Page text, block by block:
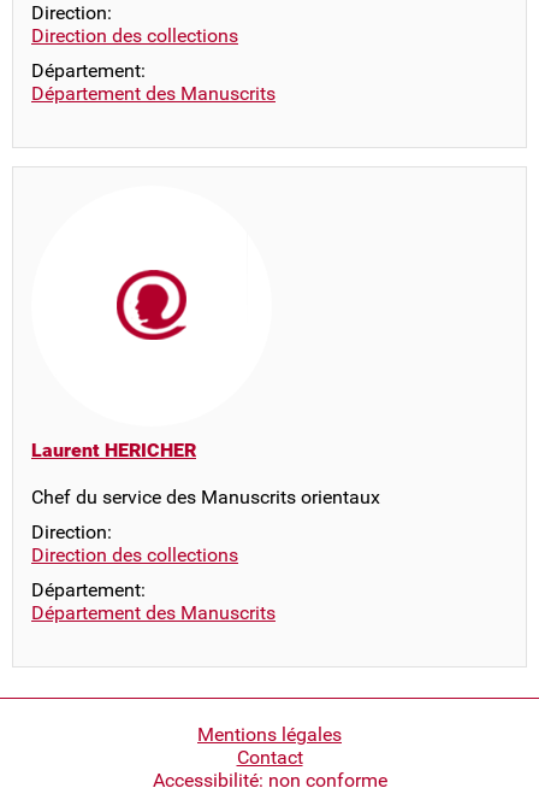
Direction:
Direction des collections
Département:
Département des Manuscrits
Laurent HERICHER
Chef du service des Manuscrits orientaux
Direction:
Direction des collections
Département:
Département des Manuscrits
Mentions légales
Contact
Accessibilité: non conforme